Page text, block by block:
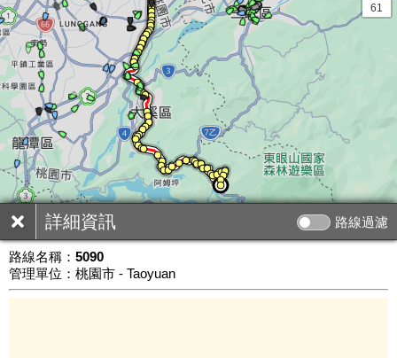
詳細資訊 路線過濾
路線名稱： 5090
管理單位：桃園市 - Taoyuan
60